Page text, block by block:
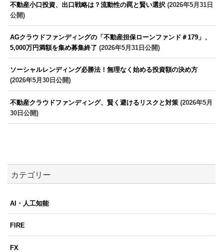
不動産小口投資、出口戦略は？流動性の罠と賢い選択 (2026年5月31日
公開)
AGクラウドファンディングの「不動産担保ローンファンド＃179」、
5,000万円満額を集め募集終了 (2026年5月31日公開)
ソーシャルレンディング必勝法！無理なく始める投資額の決め方
(2026年5月30日公開)
不動産クラウドファンディング、賢く避けるリスクと対策 (2026年5月
30日公開)
カテゴリー
AI・人工知能
FIRE
FX